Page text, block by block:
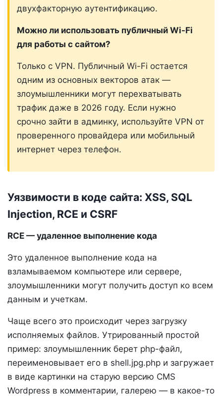
двухфакторную аутентификацию.
Можно ли использовать публичный Wi-Fi
для работы с сайтом?
Только с VPN. Публичный Wi-Fi остается
одним из основных векторов атак —
злоумышленники могут перехватывать
трафик даже в 2026 году. Если нужно
срочно зайти в админку, используйте VPN от
проверенного провайдера или мобильный
интернет через телефон.
Уязвимости в коде сайта: XSS, SQL
Injection, RCE и CSRF
RCE — удаленное выполнение кода
Это удаленное выполнение кода на
взламываемом компьютере или сервере,
злоумышленники могут получить доступ ко всем
данным и учеткам.
Чаще всего это происходит через загрузку
исполняемых файлов. Утрированный простой
пример: злоумышленник берет php-файл,
переименовывает его в shell.jpg.php и загружает
в виде картинки на старую версию CMS
Wordpress в комментарии, галерею — в какое-то